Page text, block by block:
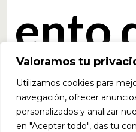
Valoramos tu
Utilizamos cookies para
navegación, ofrecer
personalizados y analizar
en "Aceptar todo", das tu
ento